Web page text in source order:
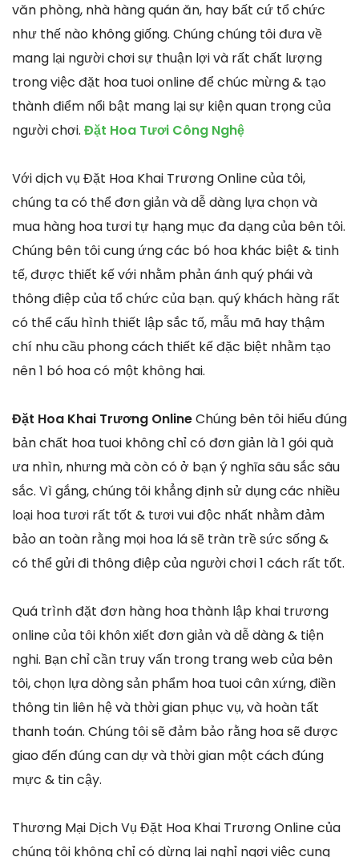
văn phòng, nhà hàng quán ăn, hay bất cứ tổ chức
như thế nào không giống. Chúng chúng tôi đưa về
mang lại người chơi sự thuận lợi và rất chất lượng
trong việc đặt hoa tuoi online để chúc mừng & tạo
thành điểm nổi bật mang lại sự kiện quan trọng của
người chơi. Đặt Hoa Tươi Công Nghệ
Với dịch vụ Đặt Hoa Khai Trương Online của tôi,
chúng ta có thể đơn giản và dễ dàng lựa chọn và
mua hàng hoa tươi tự hạng mục đa dạng của bên tôi.
Chúng bên tôi cung ứng các bó hoa khác biệt & tinh
tế, được thiết kế với nhằm phản ánh quý phái và
thông điệp của tổ chức của bạn. quý khách hàng rất
có thể cấu hình thiết lập sắc tố, mẫu mã hay thậm
chí nhu cầu phong cách thiết kế đặc biệt nhằm tạo
nên 1 bó hoa có một không hai.
Đặt Hoa Khai Trương OnlineChúng bên tôi hiểu đúng
bản chất hoa tuoi không chỉ có đơn giản là 1 gói quà
ưa nhìn, nhưng mà còn có ở bạn ý nghĩa sâu sắc sâu
sắc. Vì gắng, chúng tôi khẳng định sử dụng các nhiều
loại hoa tươi rất tốt & tươi vui độc nhất nhằm đảm
bảo an toàn rằng mọi hoa lá sẽ tràn trề sức sống &
có thể gửi đi thông điệp của người chơi 1 cách rất tốt.
Quá trình đặt đơn hàng hoa thành lập khai trương
online của tôi khôn xiết đơn giản và dễ dàng & tiện
nghi. Bạn chỉ cần truy vấn trong trang web của bên
tôi, chọn lựa dòng sản phẩm hoa tuoi cân xứng, điền
thông tin liên hệ và thời gian phục vụ, và hoàn tất
thanh toán. Chúng tôi sẽ đảm bảo rằng hoa sẽ được
giao đến đúng can dự và thời gian một cách đúng
mực & tin cậy.
Thương Mại Dịch Vụ Đặt Hoa Khai Trương Online của
chúng tôi không chỉ có dừng lại nghỉ ngơi việc cung